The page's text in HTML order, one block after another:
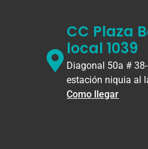
CC Plaza
local 1039
Diagonal 50a #
estación niquia al
Como llegar